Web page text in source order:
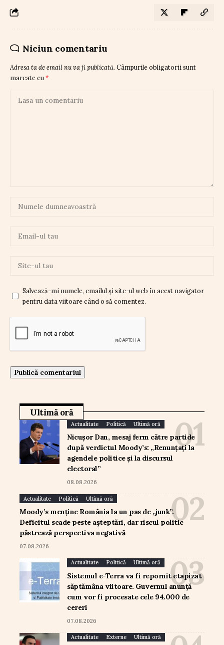
Niciun comentariu
Adresa ta de email nu va fi publicată. Câmpurile obligatorii sunt
marcate cu *
Salvează-mi numele, emailul și site-ul web în acest navigator
pentru data viitoare când o să comentez.
Ultimă oră
Actualitate Politică Ultimă oră
Nicușor Dan, mesaj ferm către partide
după verdictul Moody’s: „Renunțați la
agendele politice și la discursul
electoral”
08.08.2026
Actualitate Politică Ultimă oră
Moody’s menține România la un pas de „junk”.
Deficitul scade peste așteptări, dar riscul politic
păstrează perspectiva negativă
07.08.2026
Actualitate Politică Ultimă oră
Sistemul e-Terra va fi repornit etapizat
săptămâna viitoare. Guvernul anunță
cum vor fi procesate cele 94.000 de
cereri
07.08.2026
Actualitate Externe Ultimă oră